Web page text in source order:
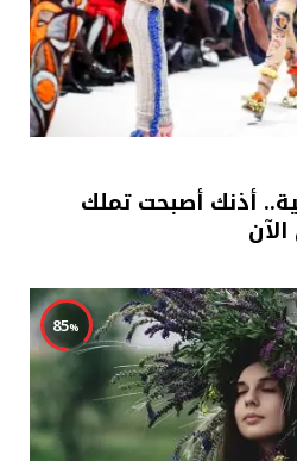
أذنك أصبحت تملك
85